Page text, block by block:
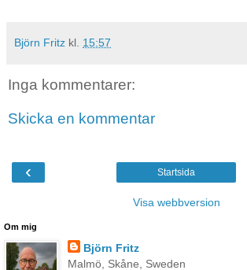
Björn Fritz kl. 15:57
Inga kommentarer:
Skicka en kommentar
‹ Startsida
Visa webbversion
Om mig
Björn Fritz
Malmö, Skåne, Sweden